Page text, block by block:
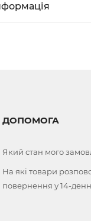
ДОПОМОГА
Який стан мого
На які товари
повернення у 14-